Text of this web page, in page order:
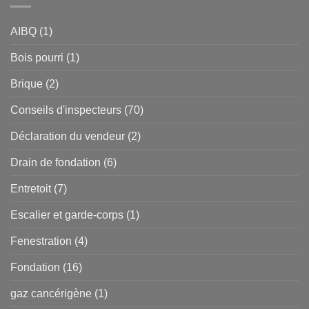
AIBQ (1)
Bois pourri (1)
Brique (2)
Conseils d'inspecteurs (70)
Déclaration du vendeur (2)
Drain de fondation (6)
Entretoit (7)
Escalier et garde-corps (1)
Fenestration (4)
Fondation (16)
gaz cancérigène (1)